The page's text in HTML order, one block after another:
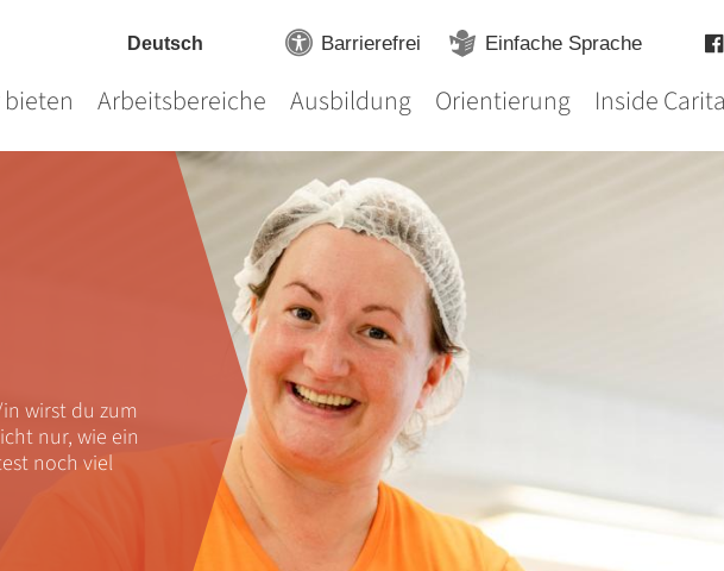
bieten Arbeitsbereiche Ausbildung Orientierung Inside
Barrierefrei Einfache Sprache
wirst du zum
nur, wie ein
noch viel